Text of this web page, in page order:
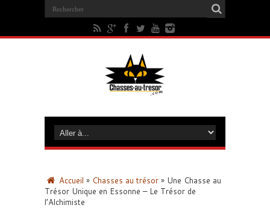
Accueil » Chasses au trésor » Une Chasse au
Trésor Unique en Essonne – Le Trésor de
l’Alchimiste